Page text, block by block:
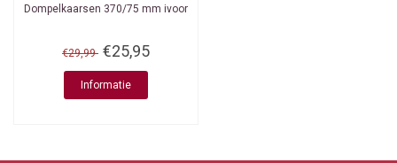
Dompelkaarsen 370/75 mm ivoor
€29,99 €25,95
Informatie